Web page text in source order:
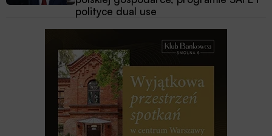
polityce dual use